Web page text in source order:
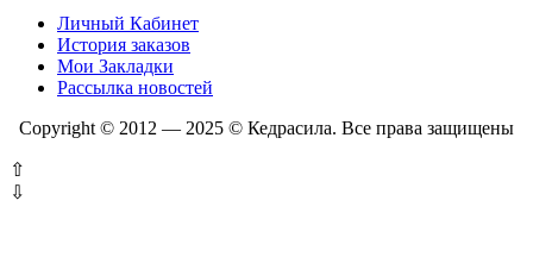
Личный Кабинет
История заказов
Мои Закладки
Рассылка новостей
Copyright © 2012 — 2025 © Кедрасила. Все права защищены
⇧
⇩